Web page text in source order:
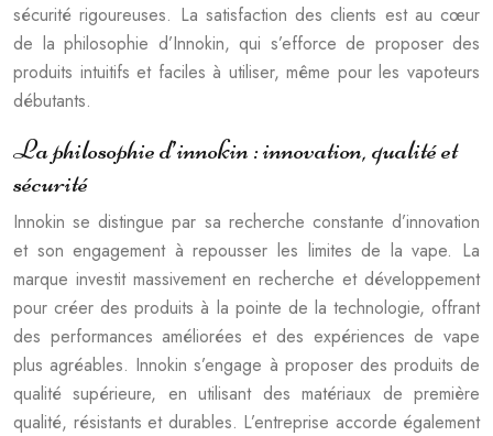
sécurité rigoureuses. La satisfaction des clients est au cœur
de la philosophie d’Innokin, qui s’efforce de proposer des
produits intuitifs et faciles à utiliser, même pour les vapoteurs
débutants.
La philosophie d’innokin : innovation, qualité et
sécurité
Innokin se distingue par sa recherche constante d’innovation
et son engagement à repousser les limites de la vape. La
marque investit massivement en recherche et développement
pour créer des produits à la pointe de la technologie, offrant
des performances améliorées et des expériences de vape
plus agréables. Innokin s’engage à proposer des produits de
qualité supérieure, en utilisant des matériaux de première
qualité, résistants et durables. L’entreprise accorde également